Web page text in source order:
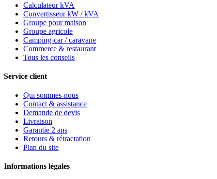
Calculateur kVA
Convertisseur kW / kVA
Groupe pour maison
Groupe agricole
Camping-car / caravane
Commerce & restaurant
Tous les conseils
Service client
Qui sommes-nous
Contact & assistance
Demande de devis
Livraison
Garantie 2 ans
Retours & rétractation
Plan du site
Informations légales